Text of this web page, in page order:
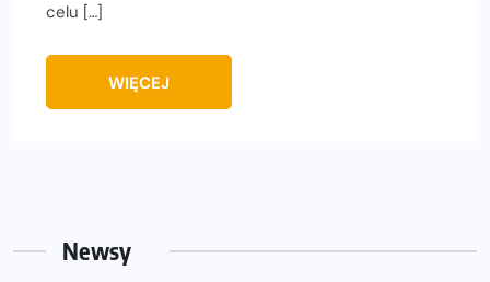
celu […]
WIĘCEJ
Newsy